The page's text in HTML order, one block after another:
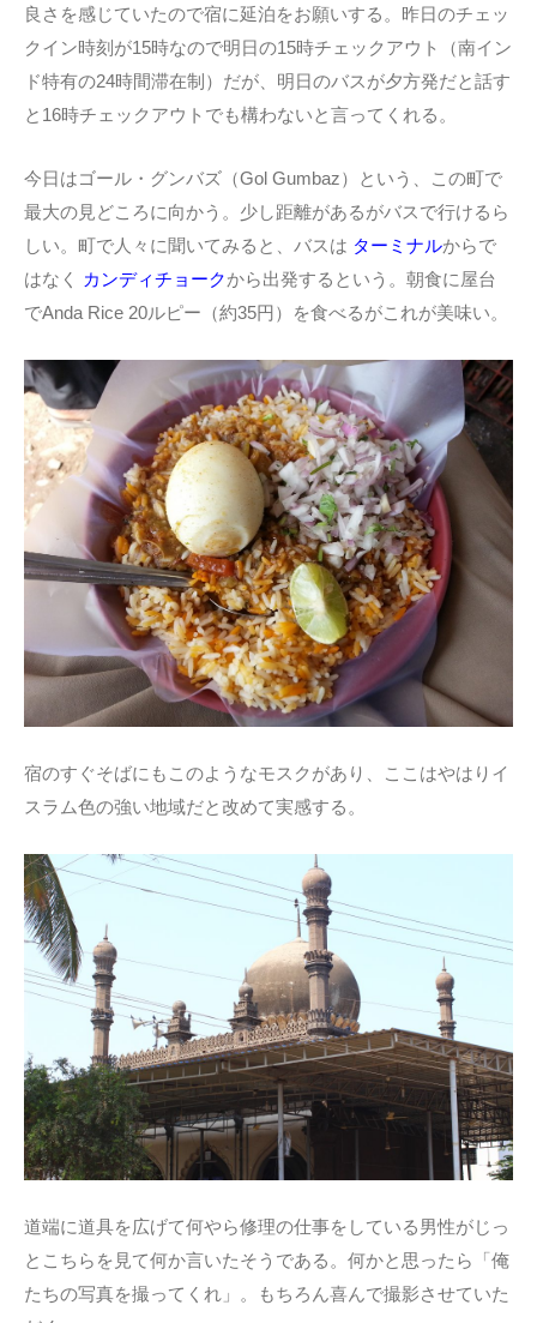
良さを感じていたので宿に延泊をお願いする。昨日のチェッ
クイン時刻が15時なので明日の15時チェックアウト（南イン
ド特有の24時間滞在制）だが、明日のバスが夕方発だと話す
と16時チェックアウトでも構わないと言ってくれる。
今日はゴール・グンバズ（Gol Gumbaz）という、この町で
最大の見どころに向かう。少し距離があるがバスで行けるら
しい。町で人々に聞いてみると、バスは ターミナルからで
はなく
カンディチョークから出発するという。朝食に屋台
でAnda Rice 20ルピー（約35円）を食べるがこれが美味い。
宿のすぐそばにもこのようなモスクがあり、ここはやはりイ
スラム色の強い地域だと改めて実感する。
道端に道具を広げて何やら修理の仕事をしている男性がじっ
とこちらを見て何か言いたそうである。何かと思ったら「俺
たちの写真を撮ってくれ」。もちろん喜んで撮影させていた